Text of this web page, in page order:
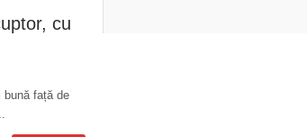
cu
bună față de